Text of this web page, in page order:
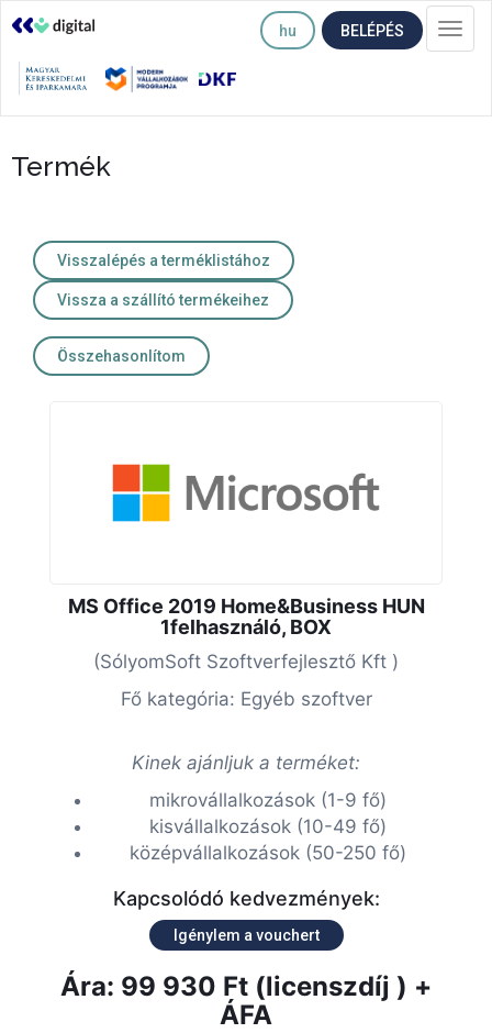
hu BELÉPÉS
Termék
Visszalépés a terméklistához
Vissza a szállító termékeihez
Összehasonlítom
MS Office 2019 Home&Business HUN
1felhasználó, BOX
(SólyomSoft Szoftverfejlesztő Kft )
Fő kategória: Egyéb szoftver
Kinek ajánljuk a terméket:
mikrovállalkozások (1-9 fő)
kisvállalkozások (10-49 fő)
középvállalkozások (50-250 fő)
Kapcsolódó kedvezmények:
Igénylem a vouchert
Ára: 99 930 Ft (licenszdíj ) +
ÁFA